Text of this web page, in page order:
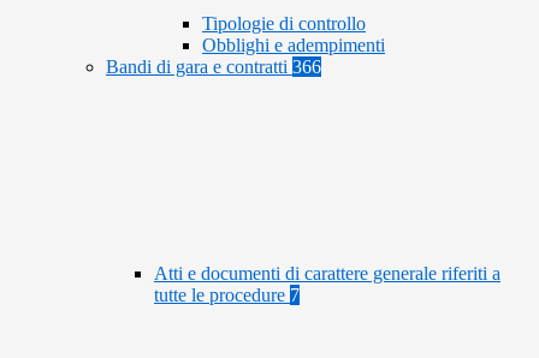
Tipologie di controllo
Obblighi e adempimenti
Bandi di gara e contratti 366
Atti e documenti di carattere generale riferiti a
tutte le procedure 7